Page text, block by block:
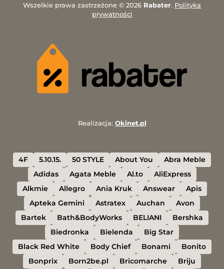
Wszelkie prawa zastrzeżone © 2026 Rabater. Polityka
prywatności
Realizacja: Okinet.pl
4F 5.10.15. 50 STYLE About You
Abra Meble
Adidas
Agata Meble Al.to
AliExpress
Alkmie
Allegro Ania Kruk Answear
Apis
Apteka Gemini
Astratex Auchan
Avon
Bartek
Bath&BodyWorks BELIANI
Bershka
Biedronka
Bielenda
Big Star
Black Red White
Body Chief Bonami
Bonito
Bonprix
Born2be.pl Bricomarche Briju